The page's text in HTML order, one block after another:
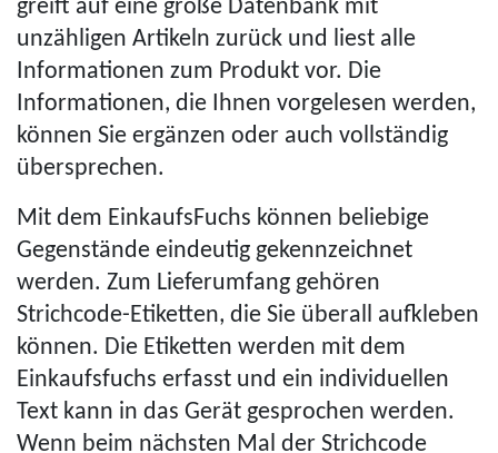
greift auf eine große Datenbank mit
unzähligen Artikeln zurück und liest alle
Informationen zum Produkt vor. Die
Informationen, die Ihnen vorgelesen werden,
können Sie ergänzen oder auch vollständig
übersprechen.
Mit dem EinkaufsFuchs können beliebige
Gegenstände eindeutig gekenn­zeich­net
werden. Zum Lieferumfang gehören
Strichcode-Etiketten, die Sie überall aufkleben
können. Die Etiketten werden mit dem
Einkaufsfuchs erfasst und ein individuellen
Text kann in das Gerät gesprochen werden.
Wenn beim nächsten Mal der Strichcode